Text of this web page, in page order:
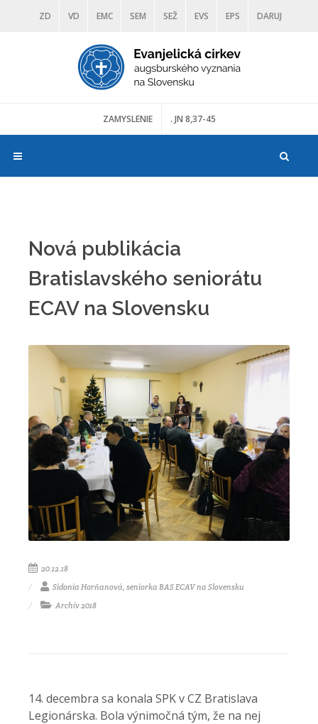
ZD VD EMC SEM SEŽ EVS EPS DARUJ
DIAKONIA ŠKOLY TRANOSCIUS
ZAMYSLENIE . JN 8,37-45
Nová publikácia
Bratislavského seniorátu
ECAV na Slovensku
20.12.18
Sidonia Horňanová, seniorka BAS ECAV na Slovensku
Archív 2018
14. decembra sa konala SPK v CZ Bratislava
Legionárska. Bola výnimočná tým, že na nej